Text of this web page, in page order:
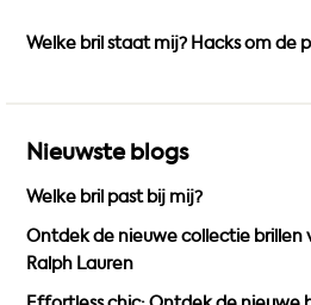
Welke bril staat mij? Hacks om de
Nieuwste blogs
Welke bril past bij mij?
Ontdek de nieuwe collectie brillen
Ralph Lauren